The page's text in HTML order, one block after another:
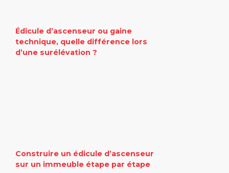
Édicule d’ascenseur ou gaine
technique, quelle différence lors
d’une surélévation ?
Construire un édicule d’ascenseur
sur un immeuble étape par étape